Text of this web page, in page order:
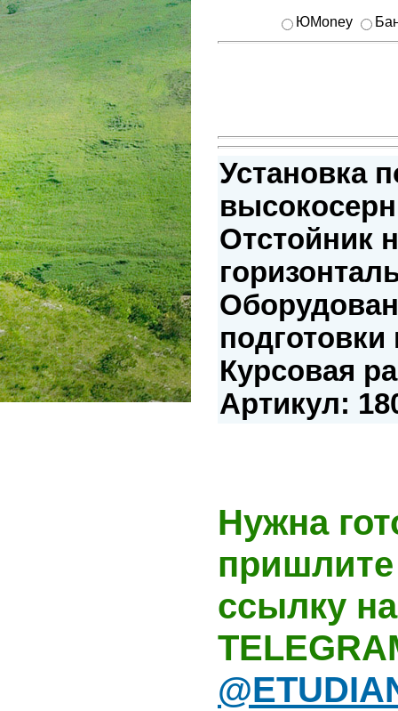
ЮMoney
Установка
Отстойник
подготовки
Курсовая
Артикул:
Нужна
ссылку